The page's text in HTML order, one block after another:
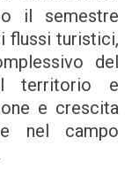
il semestre
flussi turistici,
del
territorio e
e crescita
nel campo